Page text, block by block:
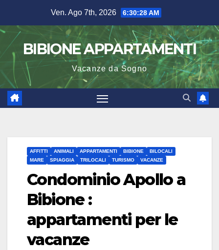
contenuto
Ven. Ago 7th, 2026 6:30:29 AM
BIBIONE APPARTAMENTI
Vacanze da Sogno
AFFITTI ANIMALI APPARTAMENTI BIBIONE
BILOCALI
MARE
SPIAGGIA TRILOCALI TURISMO VACANZE
Condominio Apollo a
Bibione :
appartamenti per le
vacanze